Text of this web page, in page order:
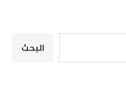
البحث